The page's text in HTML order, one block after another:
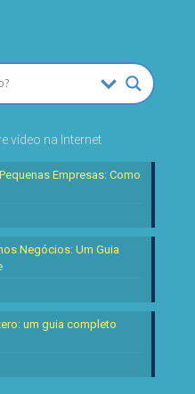
vídeo na Internet
Empresas: Como
Negócios: Um Guia
um guia completo